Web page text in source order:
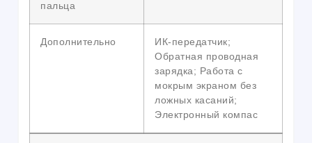
пальца
Дополнительно
ИК-передатчик;
Обратная проводная
зарядка; Работа с
мокрым экраном без
ложных касаний;
Электронный компас